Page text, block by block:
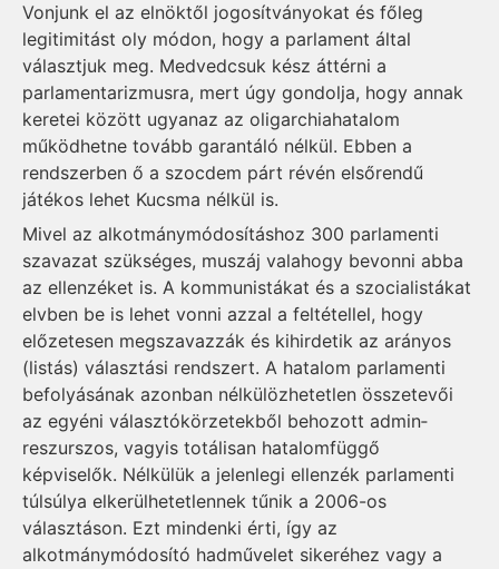
Vonjunk el az elnöktől jogosítványokat és főleg
legitimitást oly módon, hogy a parlament által
választjuk meg. Medvedcsuk kész áttérni a
parlamentarizmusra, mert úgy gondolja, hogy annak
keretei között ugyanaz az oligarchiahatalom
működhetne tovább garantáló nélkül. Ebben a
rendszerben ő a szocdem párt révén elsőrendű
játékos lehet Kucsma nélkül is.
Mivel az alkotmánymódosításhoz 300 parlamenti
szavazat szükséges, muszáj valahogy bevonni abba
az ellenzéket is. A kommunistákat és a szocialistákat
elvben be is lehet vonni azzal a feltétellel, hogy
előzetesen megszavazzák és kihirdetik az arányos
(listás) választási rendszert. A hatalom parlamenti
befolyásának azonban nélkülözhetetlen összetevői
az egyéni választókörzetekből behozott ad­min­
reszurszos, vagyis totálisan hatalomfüggő
képviselők. Nélkülük a jelenlegi ellenzék parlamenti
túlsúlya elkerülhetetlennek tűnik a 2006-os
választáson. Ezt mindenki érti, így az
alkotmánymódosító hadművelet sikeréhez vagy a